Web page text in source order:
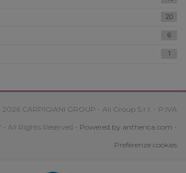
20
6
1
CARPIGIANI GROUP - Ali Group S.r.l. - P.IVA
- All Rights Reserved - Powered by antherica.com -
Preferenze cookies